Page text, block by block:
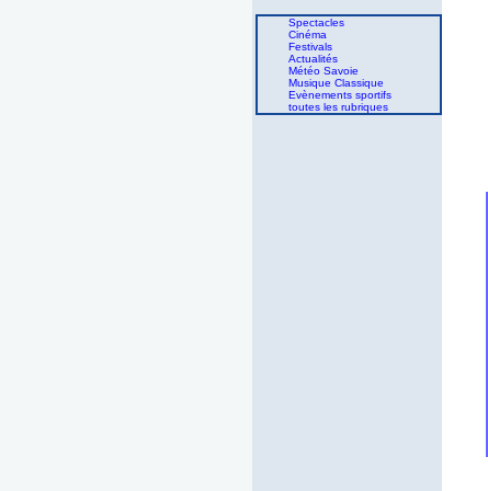
Spectacles
Cinéma
Festivals
Actualités
Météo Savoie
Musique Classique
Evènements sportifs
toutes les rubriques